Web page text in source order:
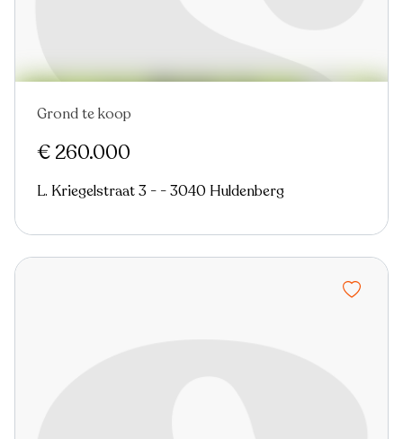
Grond te koop
€ 260.000
L. Kriegelstraat 3 - - 3040 Huldenberg